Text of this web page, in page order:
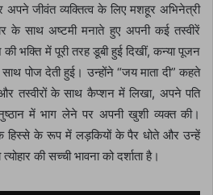
अपने जीवंत व्यक्तित्व के लिए मशहूर अभिनेत्री
के साथ अष्टमी मनाते हुए अपनी कई तस्वीरें
की भक्ति में पूरी तरह डूबी हुई दिखीं, कन्या पूजन
पोज देती हुई। उन्होंने “जय माता दी” कहते
और तस्वीरों के साथ कैप्शन में लिखा, अपने पति
में भाग लेने पर अपनी खुशी व्यक्त की।
हिस्से के रूप में लड़कियों के पैर धोते और उन्हें
की सच्ची भावना को दर्शाता है।